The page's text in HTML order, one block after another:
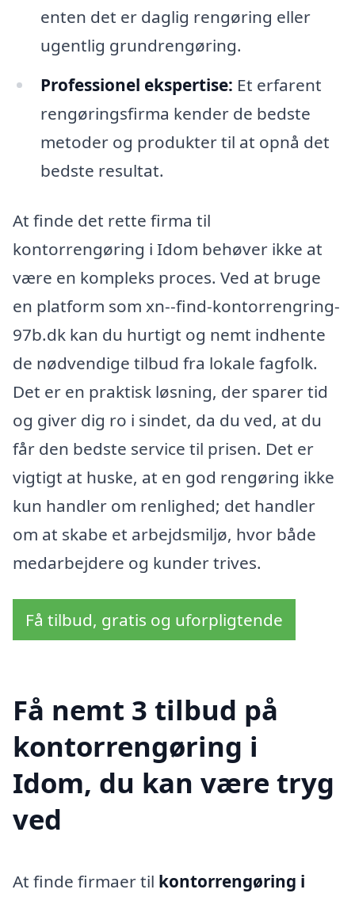
enten det er daglig rengøring eller
ugentlig grundrengøring.
Professionel ekspertise: Et erfarent
rengøringsfirma kender de bedste
metoder og produkter til at opnå det
bedste resultat.
At finde det rette firma til
kontorrengøring i Idom behøver ikke at
være en kompleks proces. Ved at bruge
en platform som xn--find-kontorrengring-
97b.dk kan du hurtigt og nemt indhente
de nødvendige tilbud fra lokale fagfolk.
Det er en praktisk løsning, der sparer tid
og giver dig ro i sindet, da du ved, at du
får den bedste service til prisen. Det er
vigtigt at huske, at en god rengøring ikke
kun handler om renlighed; det handler
om at skabe et arbejdsmiljø, hvor både
medarbejdere og kunder trives.
Få tilbud, gratis og uforpligtende
Få nemt 3 tilbud på
kontorrengøring i
Idom, du kan være tryg
ved
At finde firmaer til kontorrengøring i